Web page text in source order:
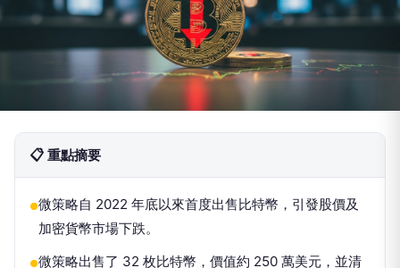
📋 重點摘要
●微策略自 2022 年底以來首度出售比特幣，引發股價及
加密貨幣市場下跌。
●微策略出售了 32 枚比特幣，價值約 250 萬美元，並清